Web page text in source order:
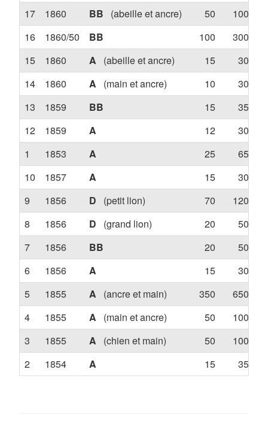
17
1860 BB (abeille et ancre) 50 100
16
1860/50 BB 100 300
15
1860 A (abeille et ancre) 15
30
14
1860 A (main et ancre) 10
30
13
1859 BB 15 35
12
1859 A 12 30
1
1853 A 25 65
10
1857 A 15 30
9
1856 D (petit lion) 70 120
8
1856 D (grand lion) 20 50
7
1856 BB 20 50
6
1856 A 15
30
5
1855 A (ancre et main) 350 650
4
1855 A (main et ancre) 50 100
3
1855 A (chien et main) 50 100
2
1854 A 15 35